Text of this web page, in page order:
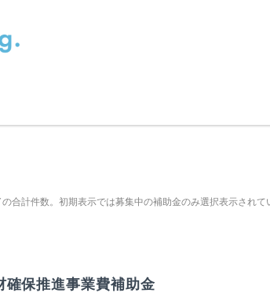
合計件数。初期表示では募集中の補助金のみ選択表示されて
確保推進事業費補助金